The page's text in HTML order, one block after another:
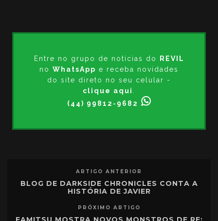
Entre no grupo de notícias do
REVIL
no WhatsApp e receba novidades
do site direto no seu celular -
clique aqui
(44) 99812-9682
ARTIGO ANTERIOR
BLOG DE DARKSIDE CHRONICLES CONTA A
HISTÓRIA DE JAVIER
PRÓXIMO ARTIGO